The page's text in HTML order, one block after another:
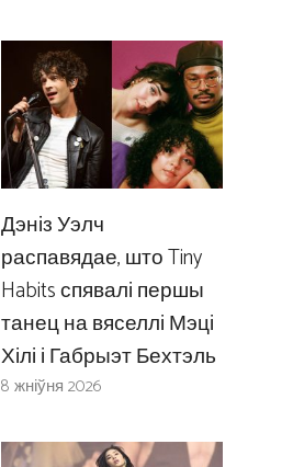
Дэніз Уэлч
распавядае, што Tiny
Habits спявалі першы
танец на вяселлі Мэці
Хілі і Габрыэт Бехтэль
8 жніўня 2026